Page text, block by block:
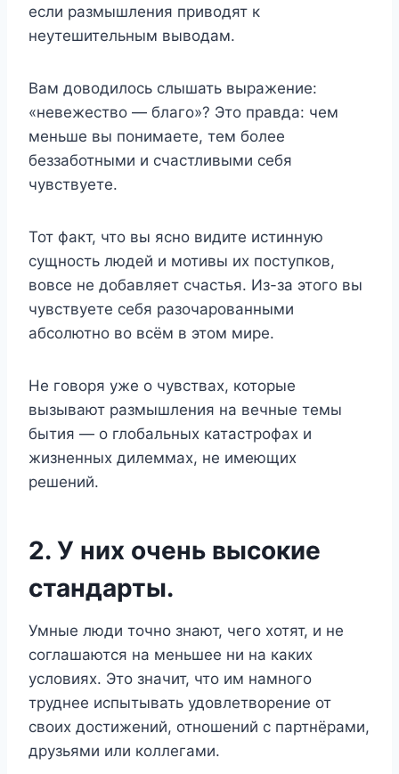
если размышления приводят к
неутешительным выводам.
Вам доводилось слышать выражение:
«невежество — благо»? Это правда: чем
меньше вы понимаете, тем более
беззаботными и счастливыми себя
чувствуете.
Тот факт, что вы ясно видите истинную
сущность людей и мотивы их поступков,
вовсе не добавляет счастья. Из-за этого вы
чувствуете себя разочарованными
абсолютно во всём в этом мире.
Не говоря уже о чувствах, которые
вызывают размышления на вечные темы
бытия — о глобальных катастрофах и
жизненных дилеммах, не имеющих
решений.
2. У них очень высокие
стандарты.
Умные люди точно знают, чего хотят, и не
соглашаются на меньшее ни на каких
условиях. Это значит, что им намного
труднее испытывать удовлетворение от
своих достижений, отношений с партнёрами,
друзьями или коллегами.